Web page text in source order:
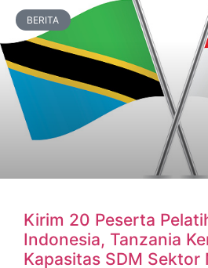
BERITA
Kirim 20 Peserta
Indonesia, Tanzania
Kapasitas SDM Sektor